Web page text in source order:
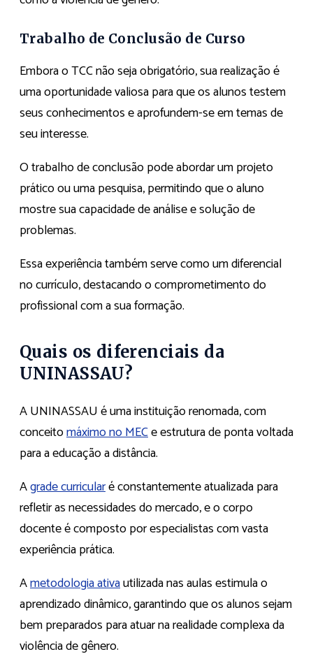
Trabalho de Conclusão de Curso
Embora o TCC não seja obrigatório, sua realização é
uma oportunidade valiosa para que os alunos testem
seus conhecimentos e aprofundem-se em temas de
seu interesse.
O trabalho de conclusão pode abordar um projeto
prático ou uma pesquisa, permitindo que o aluno
mostre sua capacidade de análise e solução de
problemas.
Essa experiência também serve como um diferencial
no currículo, destacando o comprometimento do
profissional com a sua formação.
Quais os diferenciais da
UNINASSAU?
A UNINASSAU é uma instituição renomada, com
conceitomáximo no MECe estrutura de ponta voltada
para a educação a distância.
Agrade curricularé constantemente atualizada para
refletir as necessidades do mercado, e o corpo
docente é composto por especialistas com vasta
experiência prática.
Ametodologia ativautilizada nas aulas estimula o
aprendizado dinâmico, garantindo que os alunos sejam
bem preparados para atuar na realidade complexa da
violência de gênero.